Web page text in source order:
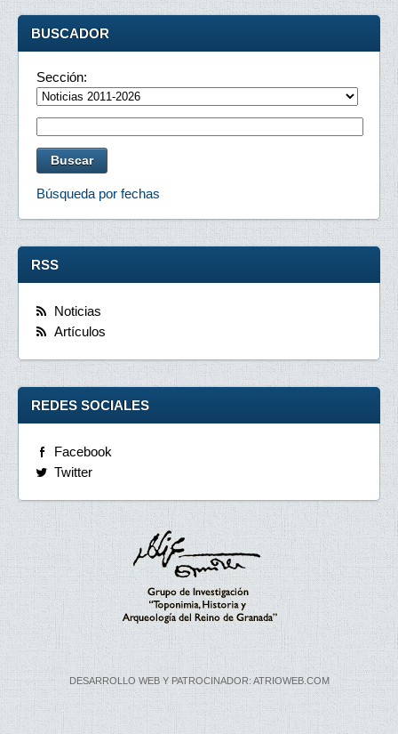
BUSCADOR
Sección:
Búsqueda por fechas
RSS
Noticias
Artículos
REDES SOCIALES
Facebook
Twitter
DESARROLLO WEB Y PATROCINADOR: ATRIOWEB.COM